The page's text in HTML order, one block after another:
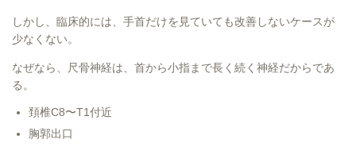
しかし、臨床的には、手首だけを見ていても改善しないケースが
少なくない。
なぜなら、尺骨神経は、首から小指まで長く続く神経だからであ
る。
頚椎C8〜T1付近
胸郭出口